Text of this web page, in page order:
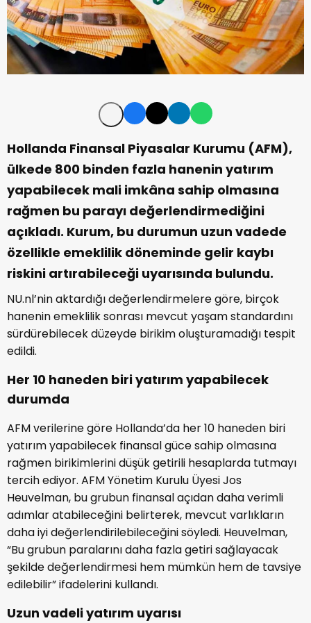
Hollanda Finansal Piyasalar Kurumu (AFM),
ülkede 800 binden fazla hanenin yatırım
yapabilecek mali imkâna sahip olmasına
rağmen bu parayı değerlendirmediğini
açıkladı. Kurum, bu durumun uzun vadede
özellikle emeklilik döneminde gelir kaybı
riskini artırabileceği uyarısında bulundu.
NU.nl’nin aktardığı değerlendirmelere göre, birçok
hanenin emeklilik sonrası mevcut yaşam standardını
sürdürebilecek düzeyde birikim oluşturamadığı tespit
edildi.
Her 10 haneden biri yatırım yapabilecek
durumda
AFM verilerine göre Hollanda’da her 10 haneden biri
yatırım yapabilecek finansal güce sahip olmasına
rağmen birikimlerini düşük getirili hesaplarda tutmayı
tercih ediyor. AFM Yönetim Kurulu Üyesi Jos
Heuvelman, bu grubun finansal açıdan daha verimli
adımlar atabileceğini belirterek, mevcut varlıkların
daha iyi değerlendirilebileceğini söyledi. Heuvelman,
“Bu grubun paralarını daha fazla getiri sağlayacak
şekilde değerlendirmesi hem mümkün hem de tavsiye
edilebilir” ifadelerini kullandı.
Uzun vadeli yatırım uyarısı